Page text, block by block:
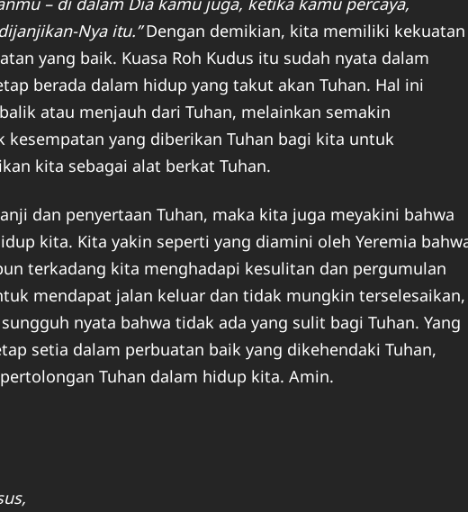
Nya itu.”Dengan demikian, kita memiliki kekuatan
yang baik. Kuasa Roh Kudus itu sudah nyata dalam
berada dalam hidup yang takut akan Tuhan. Hal ini
atau menjauh dari Tuhan, melainkan semakin
yang diberikan Tuhan bagi kita untuk
kita sebagai alat berkat Tuhan.
dan penyertaan Tuhan, maka kita juga meyakini bahwa
kita. Kita yakin seperti yang diamini oleh Yeremia
terkadang kita menghadapi kesulitan dan pergumulan
mendapat jalan keluar dan tidak mungkin terselesaikan,
nyata bahwa tidak ada yang sulit bagi Tuhan. Yang
setia dalam perbuatan baik yang dikehendaki Tuhan,
Tuhan dalam hidup kita. Amin.